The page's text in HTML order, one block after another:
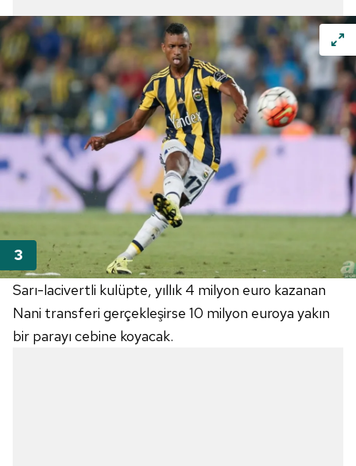
Sarı-lacivertli kulüpte, yıllık 4 milyon euro kazanan
Nani transferi gerçekleşirse 10 milyon euroya yakın
bir parayı cebine koyacak.